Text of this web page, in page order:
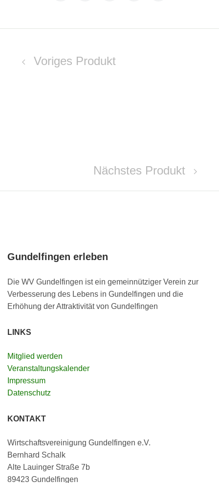
Voriges Produkt
Nächstes Produkt
Gundelfingen erleben
Die WV Gundelfingen ist ein gemeinnütziger Verein zur
Verbesserung des Lebens in Gundelfingen und die
Erhöhung der Attraktivität von Gundelfingen
LINKS
Mitglied werden
Veranstaltungskalender
Impressum
Datenschutz
KONTAKT
Wirtschaftsvereinigung Gundelfingen e.V.
Bernhard Schalk
Alte Lauinger Straße 7b
89423 Gundelfingen